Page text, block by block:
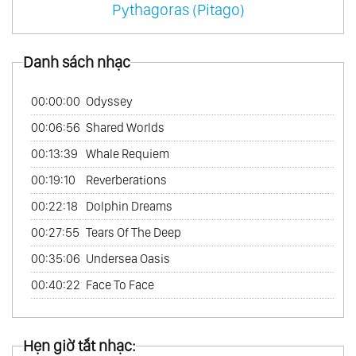
Mắt Sói - Eye Of The Wolf
Vua Arthur - King Arthur Vol.2
47.Vua Arthur - King Arthur Vol.3
48.Vùng Đất Của Người Inca - Land Of The
Inca
49.Nhạc Chọn Lọc Của Medwyn Goodall -
The Selected Music Of Medwyn Goodall
50.Thuốc Thiêng Liêng - Sacred Medicine
51.Nữ Bác Sĩ - Medicine Woman Vol.3
52.Vườn Cây Cảnh - Bonsai Garden
53.Vương Quốc Bộ Lạc - Tribal Nation
Pythagoras (Pitago)
Danh sách nhạc
00:00:00 Odyssey
00:06:56 Shared Worlds
00:13:39 Whale Requiem
00:19:10
Reverberations
00:22:18
Dolphin Dreams
00:27:55 Tears Of The Deep
00:35:06 Undersea Oasis
00:40:22 Face To Face
Hẹn giờ tắt nhạc: